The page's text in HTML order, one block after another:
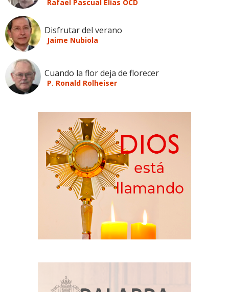
Rafael Pascual Elías OCD
Disfrutar del verano
Jaime Nubiola
Cuando la flor deja de florecer
P. Ronald Rolheiser